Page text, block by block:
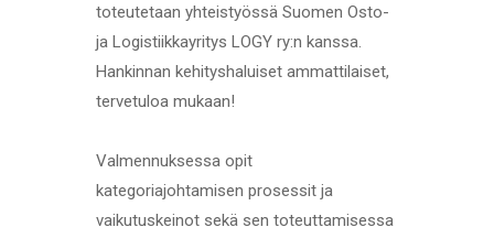
toteutetaan yhteistyössä Suomen Osto-
ja Logistiikkayritys LOGY ry:n kanssa.
Hankinnan kehityshaluiset ammattilaiset,
tervetuloa mukaan!
Valmennuksessa opit
kategoriajohtamisen prosessit ja
vaikutuskeinot sekä sen toteuttamisessa